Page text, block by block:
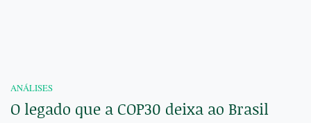
ANÁLISES
O legado que a COP30 deixa ao Brasil